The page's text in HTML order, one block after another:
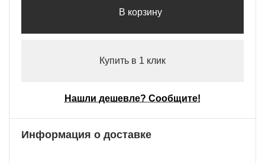
В корзину
Купить в 1 клик
Нашли дешевле? Сообщите!
Информация о доставке